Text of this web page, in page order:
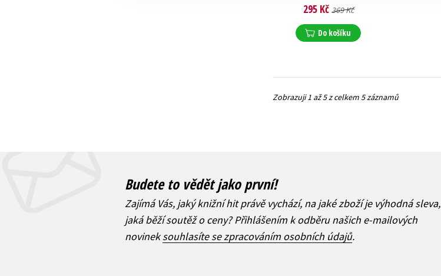
295 Kč 369 Kč
Do košíku
Zobrazuji 1 až 5 z celkem 5 záznamů
Budete to vědět jako první!
Zajímá Vás, jaký knižní hit právě vychází, na jaké zboží je výhodná sleva,
jaká běží soutěž o ceny? Přihlášením k odběru našich e-mailových
novineksouhlasíte se zpracováním osobních údajů.